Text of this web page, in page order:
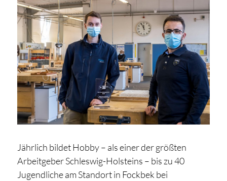
Jährlich bildet Hobby – als einer der größten
Arbeitgeber Schleswig-Holsteins – bis zu 40
Jugendliche am Standort in Fockbek bei